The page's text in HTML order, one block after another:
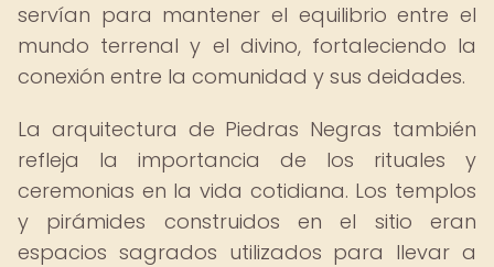
servían para mantener el equilibrio entre el
mundo terrenal y el divino, fortaleciendo la
conexión entre la comunidad y sus deidades.
La arquitectura de Piedras Negras también
refleja la importancia de los rituales y
ceremonias en la vida cotidiana. Los templos
y pirámides construidos en el sitio eran
espacios sagrados utilizados para llevar a